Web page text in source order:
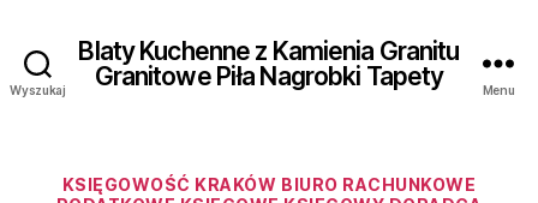
Wyszukaj
Blaty Kuchenne z Kamienia Granitu
Granitowe Piła Nagrobki Tapety
Menu
Kategorie
KSIĘGOWOŚĆ KRAKÓW BIURO RACHUNKOWE